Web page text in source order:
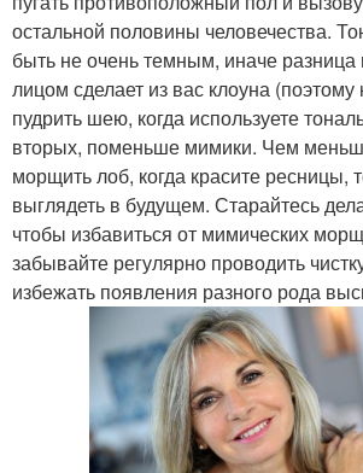
остальной половины человечества.
быть не очень темным, иначе
лицом сделает из вас клоуна
пудрить шею, когда используете
вторых, поменьше мимики. Чем
морщить лоб, когда красите ресницы,
выглядеть в будущем. Старайтесь
чтобы избавиться от мимических
забывайте регулярно проводить
избежать появления разного рода